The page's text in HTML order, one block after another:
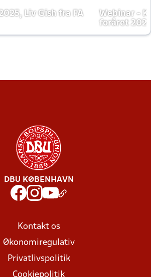
Liv Gish fra FA
Webinar -
foråret
DBU KØBENHAVN
Kontakt os
Økonomiregulativ
Privatlivspolitik
Cookiepolitik